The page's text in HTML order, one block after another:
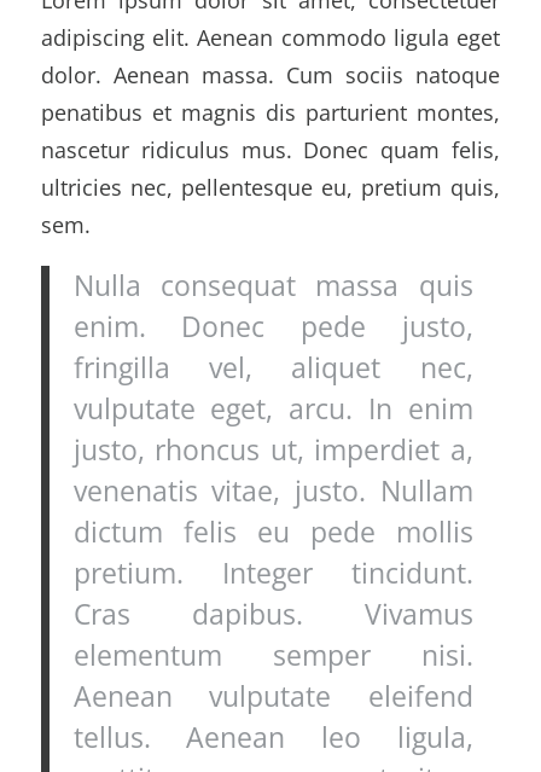
adipiscing elit. Aenean commodo ligula eget
dolor. Aenean massa. Cum sociis natoque
penatibus et magnis dis parturient montes,
nascetur ridiculus mus. Donec quam felis,
ultricies nec, pellentesque eu, pretium quis,
sem.
Nulla consequat massa quis
enim. Donec pede justo,
fringilla vel, aliquet nec,
vulputate eget, arcu. In enim
justo, rhoncus ut, imperdiet a,
venenatis vitae, justo. Nullam
dictum felis eu pede mollis
pretium. Integer tincidunt.
Cras dapibus. Vivamus
elementum semper nisi.
Aenean vulputate eleifend
tellus. Aenean leo ligula,